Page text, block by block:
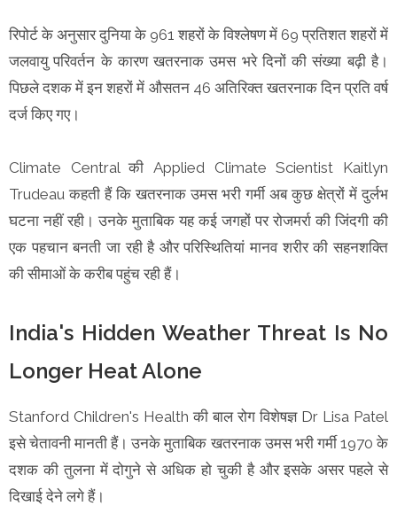
रिपोर्ट के अनुसार दुनिया के 961 शहरों के विश्लेषण में 69 प्रतिशत शहरों में
जलवायु परिवर्तन के कारण खतरनाक उमस भरे दिनों की संख्या बढ़ी है।
पिछले दशक में इन शहरों में औसतन 46 अतिरिक्त खतरनाक दिन प्रति वर्ष
दर्ज किए गए।
Climate Central की Applied Climate Scientist Kaitlyn
Trudeau कहती हैं कि खतरनाक उमस भरी गर्मी अब कुछ क्षेत्रों में दुर्लभ
घटना नहीं रही। उनके मुताबिक यह कई जगहों पर रोजमर्रा की जिंदगी की
एक पहचान बनती जा रही है और परिस्थितियां मानव शरीर की सहनशक्ति
की सीमाओं के करीब पहुंच रही हैं।
India's Hidden Weather Threat Is No
Longer Heat Alone
Stanford Children's Health की बाल रोग विशेषज्ञ Dr Lisa Patel
इसे चेतावनी मानती हैं। उनके मुताबिक खतरनाक उमस भरी गर्मी 1970 के
दशक की तुलना में दोगुने से अधिक हो चुकी है और इसके असर पहले से
दिखाई देने लगे हैं।